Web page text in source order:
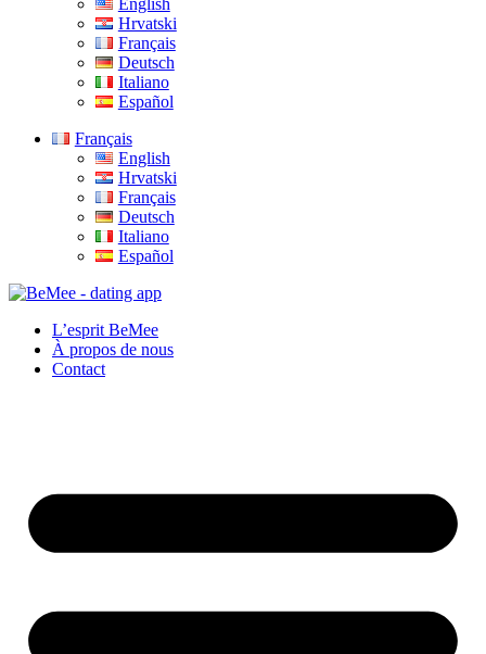
English
Hrvatski
Français
Deutsch
Italiano
Español
Français
English
Hrvatski
Français
Deutsch
Italiano
Español
L’esprit BeMee
À propos de nous
Contact